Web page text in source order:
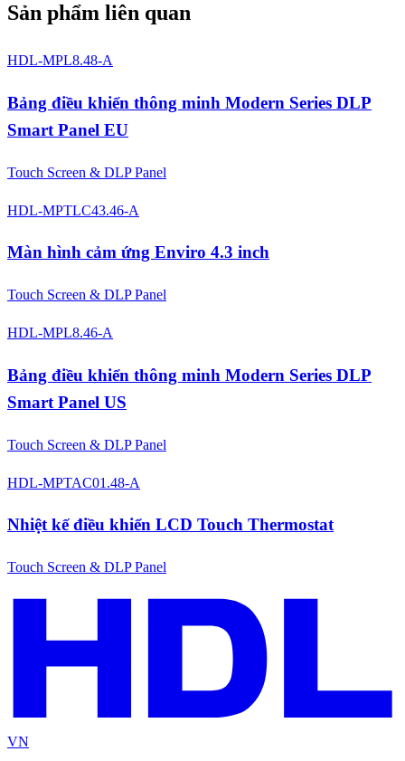
Sản phẩm liên quan
HDL-MPL8.48-A
Bảng điều khiển thông minh Modern Series DLP
Smart Panel EU
Touch Screen & DLP Panel
HDL-MPTLC43.46-A
Màn hình cảm ứng Enviro 4.3 inch
Touch Screen & DLP Panel
HDL-MPL8.46-A
Bảng điều khiển thông minh Modern Series DLP
Smart Panel US
Touch Screen & DLP Panel
HDL-MPTAC01.48-A
Nhiệt kế điều khiển LCD Touch Thermostat
Touch Screen & DLP Panel
VN